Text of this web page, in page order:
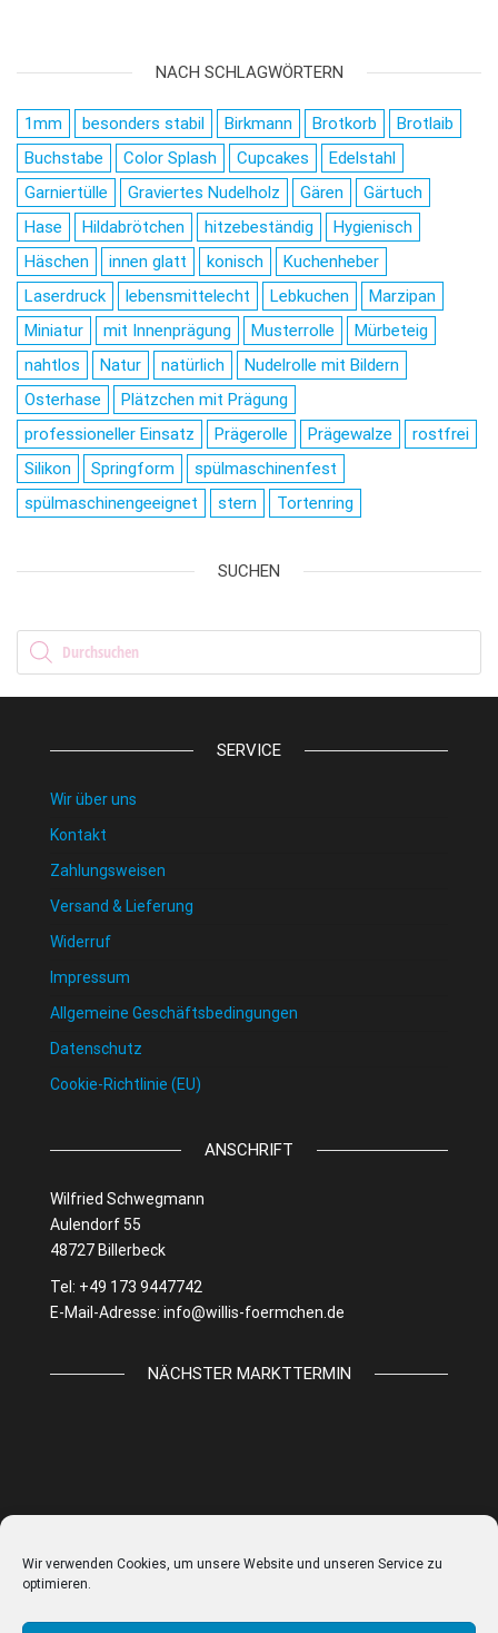
Wir verwenden Cookies, um unsere Website und unseren Service zu
optimieren.
NACH SCHLAGWÖRTERN
1mm besonders stabil Birkmann Brotkorb
Brotlaib
Buchstabe
Color Splash Cupcakes
Edelstahl
Garniertülle
Graviertes Nudelholz Gären
Gärtuch
Hase
Hildabrötchen hitzebeständig
Hygienisch
Häschen
innen glatt konisch
Kuchenheber
Laserdruck
lebensmittelecht Lebkuchen
Marzipan
Miniatur
mit Innenprägung Musterrolle
Mürbeteig
nahtlos
Natur natürlich
Nudelrolle mit Bildern
Osterhase
Plätzchen mit Prägung
professioneller Einsatz
Prägerolle Prägewalze
rostfrei
Silikon
Springform
spülmaschinenfest
spülmaschinengeeignet
stern Tortenring
SUCHEN
Products search
SERVICE
Wir über uns
Kontakt
Zahlungsweisen
Versand & Lieferung
Widerruf
Impressum
Allgemeine Geschäftsbedingungen
Datenschutz
Cookie-Richtlinie (EU)
ANSCHRIFT
Wilfried Schwegmann
Aulendorf 55
48727 Billerbeck
Tel: +49 173 9447742
E-Mail-Adresse: info@willis-foermchen.de
NÄCHSTER MARKTTERMIN